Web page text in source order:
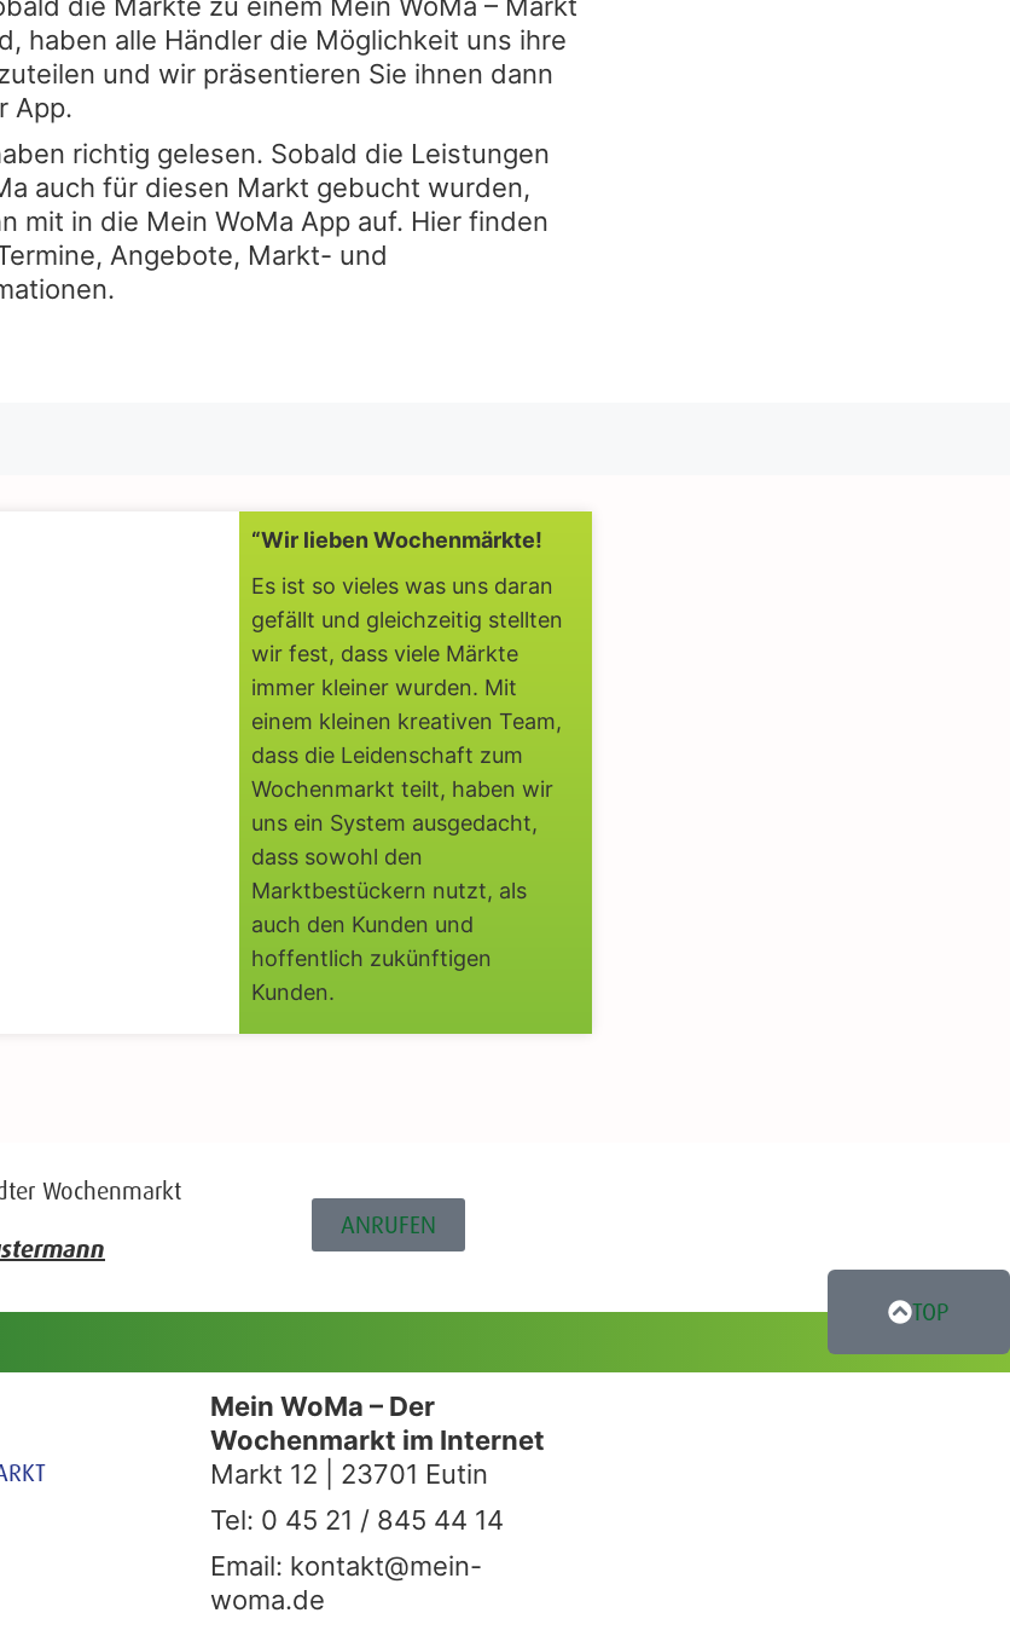
haben alle Händler die Möglichkeit uns ihre
und wir präsentieren Sie ihnen dann
App.
richtig gelesen. Sobald die Leistungen
auch für diesen Markt gebucht wurden,
mit in die Mein WoMa App auf. Hier finden
Angebote, Markt- und
“Wir lieben Wochenmärkte!
Es ist so vieles was uns daran
gefällt und gleichzeitig stellten
wir fest, dass viele Märkte
immer kleiner wurden. Mit
einem kleinen kreativen Team,
dass die Leidenschaft zum
Wochenmarkt teilt, haben wir
uns ein System ausgedacht,
dass sowohl den
Marktbestückern nutzt, als
auch den Kunden und
hoffentlich zukünftigen
Kunden.
Wochenmarkt
ANRUFEN
TOP
Mein WoMa – Der
Wochenmarkt im Internet
Markt 12 | 23701 Eutin
Tel: 0 45 21 / 845 44 14
Email: kontakt@mein-
woma.de